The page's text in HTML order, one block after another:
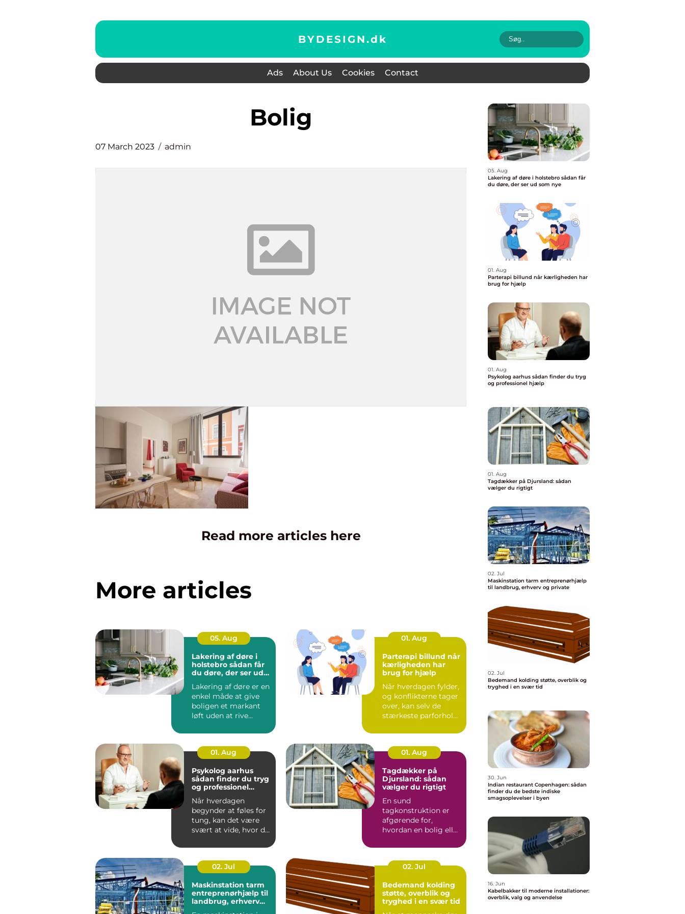
BYDESIGN.dk
Ads About Us Cookies Contact
bolig
07 March 2023 admin
Read more articles here
More articles
05. Aug
Lakering af døre i
holstebro sådan får
du døre, der ser ud
Lakering af døre er en
enkel måde at give
boligen et markant
løft uden at rive
...
01. Aug
Parterapi billund når
kærligheden har
brug for hjælp
Når hverdagen fylder,
og konflikterne tager
over, kan selv de
stærkeste parforhold
01. Aug
Psykolog aarhus
sådan finder du tryg
og professionel
Når hverdagen
begynder at føles for
tung, kan det være
svært at vide, hvor du
går...
01. Aug
Tagdækker på
Djursland: sådan
vælger du rigtigt
En sund
tagkonstruktion er
afgørende for,
hvordan en bolig eller
holder til v...
02. Jul
Maskinstation tarm
entreprenørhjælp til
landbrug, erhverv
02. Jul
Bedemand kolding
støtte, overblik og
tryghed i en svær tid
05. Aug
Lakering af døre i holstebro sådan får
du døre, der ser ud som nye
01. Aug
Parterapi billund når kærligheden har
brug for hjælp
01. Aug
Psykolog aarhus sådan finder du tryg
og professionel hjælp
01. Aug
Tagdækker på Djursland: sådan
vælger du rigtigt
02. Jul
Maskinstation tarm entreprenørhjælp
til landbrug, erhverv og private
02. Jul
Bedemand kolding støtte, overblik og
tryghed i en svær tid
30. Jun
Indian restaurant Copenhagen: sådan
finder du de bedste indiske
smagsoplevelser i byen
16. Jun
Kabelbakker til moderne installationer:
overblik, valg og anvendelse